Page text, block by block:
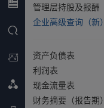
管理层持股及报酬
企业高级查询（新）
资产负债表
利润表
现金流量表
财务摘要（报告期）